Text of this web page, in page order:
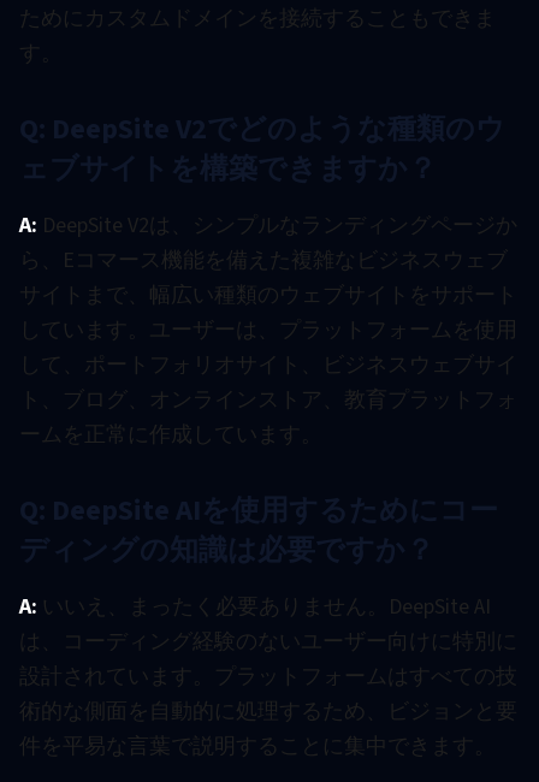
ためにカスタムドメインを接続することもできま
す。
Q: DeepSite V2でどのような種類のウ
ェブサイトを構築できますか？
A: DeepSite V2は、シンプルなランディングページか
ら、Eコマース機能を備えた複雑なビジネスウェブ
サイトまで、幅広い種類のウェブサイトをサポート
しています。ユーザーは、プラットフォームを使用
して、ポートフォリオサイト、ビジネスウェブサイ
ト、ブログ、オンラインストア、教育プラットフォ
ームを正常に作成しています。
Q: DeepSite AIを使用するためにコー
ディングの知識は必要ですか？
A: いいえ、まったく必要ありません。DeepSite AI
は、コーディング経験のないユーザー向けに特別に
設計されています。プラットフォームはすべての技
術的な側面を自動的に処理するため、ビジョンと要
件を平易な言葉で説明することに集中できます。